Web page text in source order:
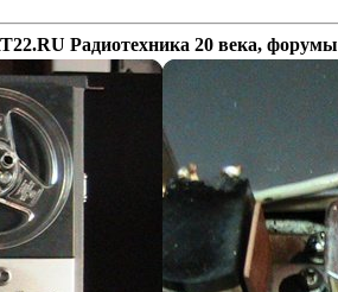
Радиотехника 20 века, форумы